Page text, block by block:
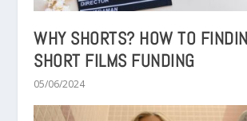
WHY SHORTS? HOW TO
SHORT FILMS FUNDING
05/06/2024